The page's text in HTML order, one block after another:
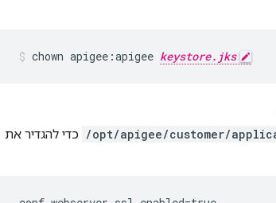
chown apigee:apigee keystore.jks
/opt/apigee/customer/ כדי להגדיר את